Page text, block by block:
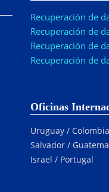
Recuperación de
Recuperación de
Recuperación de
Recuperación de
Oficinas
Uruguay /
Salvador /
Israel / Portugal